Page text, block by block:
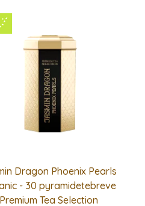
Dragon Phoenix Pearls
- 30 pyramidetebreve
Premium Tea Selection